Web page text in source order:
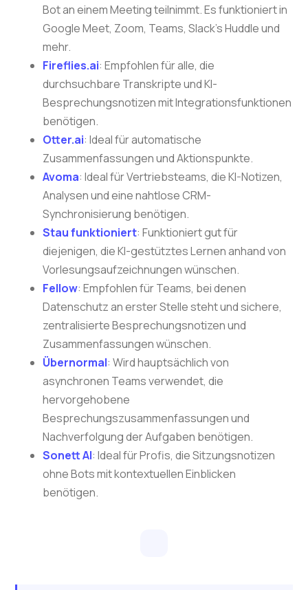
Bot an einem Meeting teilnimmt. Es funktioniert in
Google Meet, Zoom, Teams, Slack's Huddle und
mehr.
Fireflies.ai: Empfohlen für alle, die
durchsuchbare Transkripte und KI-
Besprechungsnotizen mit Integrationsfunktionen
benötigen.
Otter.ai: Ideal für automatische
Zusammenfassungen und Aktionspunkte.
Avoma: Ideal für Vertriebsteams, die KI-Notizen,
Analysen und eine nahtlose CRM-
Synchronisierung benötigen.
Stau funktioniert: Funktioniert gut für
diejenigen, die KI-gestütztes Lernen anhand von
Vorlesungsaufzeichnungen wünschen.
Fellow: Empfohlen für Teams, bei denen
Datenschutz an erster Stelle steht und sichere,
zentralisierte Besprechungsnotizen und
Zusammenfassungen wünschen.
Übernormal: Wird hauptsächlich von
asynchronen Teams verwendet, die
hervorgehobene
Besprechungszusammenfassungen und
Nachverfolgung der Aufgaben benötigen.
Sonett AI: Ideal für Profis, die Sitzungsnotizen
ohne Bots mit kontextuellen Einblicken
benötigen.